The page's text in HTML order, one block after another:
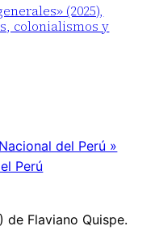
(2025),
colonialismos y
del Perú »
Perú
Flaviano Quispe.